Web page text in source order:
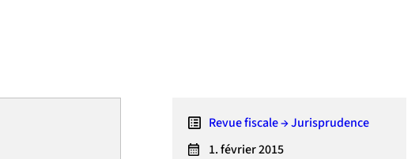
Revue fiscale → Jurisprudence
1. février 2015